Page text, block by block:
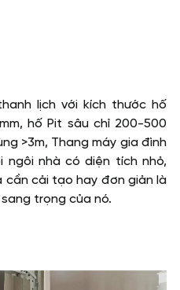
lịch với kích thước hố
hố Pit sâu chỉ 200-500
>3m, Thang máy gia đình
ngôi nhà có diện tích nhỏ,
cần cải tạo hay đơn giản là
trọng của nó.